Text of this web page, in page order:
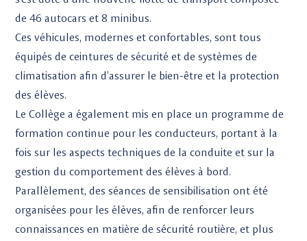
de 46 autocars et 8 minibus.
Ces véhicules, modernes et confortables, sont tous
équipés de ceintures de sécurité et de systèmes de
climatisation afin d’assurer le bien-être et la protection
des élèves.
Le Collège a également mis en place un programme de
formation continue pour les conducteurs, portant à la
fois sur les aspects techniques de la conduite et sur la
gestion du comportement des élèves à bord.
Parallèlement, des séances de sensibilisation ont été
organisées pour les élèves, afin de renforcer leurs
connaissances en matière de sécurité routière, et plus